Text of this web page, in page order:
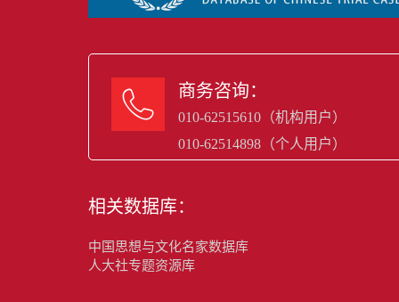
 商务咨询：
010-62515610（机构用户）
010-62514898（个人用户）
相关数据库：
中国思想与文化名家数据库
人大社专题资源库